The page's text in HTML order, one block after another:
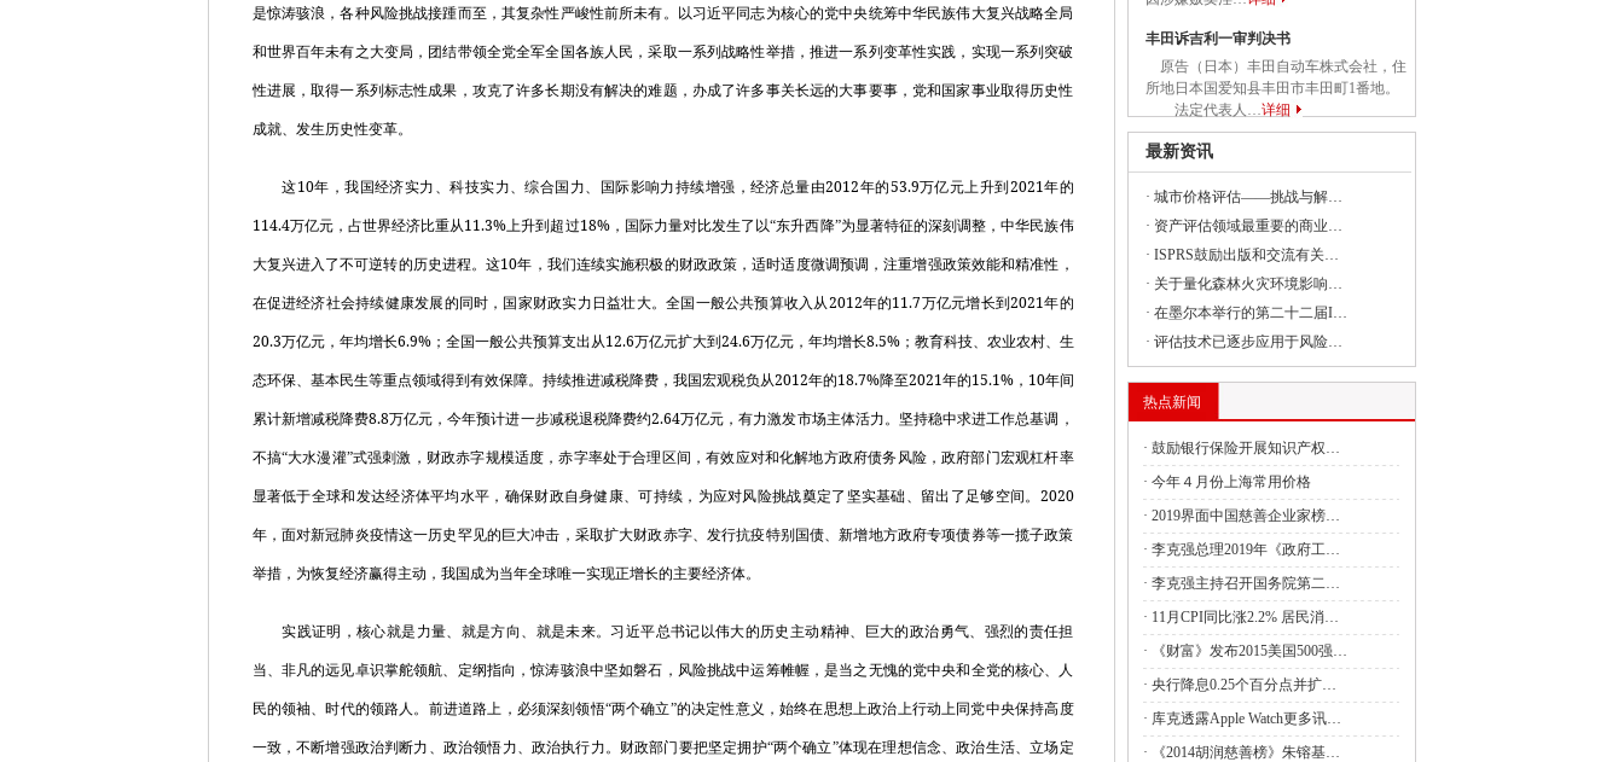
上…
国家发展改革委负责同志出席建设全国统一大市场国务
国家发展改革委副主任丛亮会见阿曼能源与矿产部次大
臣…
中国与阿根廷签署共建“一带一路”合作规划
2023年1-4月全国国有及国有控股企业经济运行情况
财政部河南监管局：强化理论武装 筑牢思想之基 认真
组…
关于实施中央财政油茶产业发展奖补政策的通知
财政部下达水利救灾资金7.28亿元支持消除水毁、白蚁
发展改革委核定抽水蓄能电站容量电价
发展改革委举行5月份新闻发布会
坚定不移推进全面从严治党 以新气象新作为推动高质量
是惊涛骇浪，各种风险挑战接踵而至，其复杂性严峻性前所未有。以习近平同志为核心的党中央统筹中华民族伟大复兴战略全局
和世界百年未有之大变局，团结带领全党全军全国各族人民，采取一系列战略性举措，推进一系列变革性实践，实现一系列突破
性进展，取得一系列标志性成果，攻克了许多长期没有解决的难题，办成了许多事关长远的大事要事，党和国家事业取得历史性
成就、发生历史性变革。
这10年，我国经济实力、科技实力、综合国力、国际影响力持续增强，经济总量由2012年的53.9万亿元上升到 2021年的
114.4万亿元，占世界经济比重从11.3%上升到超过18%，国际力量对比发生了以“东升西降”为显著特征的深刻调整，中华民族伟
大复兴进入了不可逆转的历史进程。这10年，我们连续实施积极的财政政策，适时适度微调预调，注重增强政策效能和精准性，
在促进经济社会持续健康发展的同时，国家财政实力日益壮大。全国一般公共预算收入从2012年的11.7万亿元增长到2021年的
20.3万亿元，年均增长6.9%；全国一般公共预算支出从12.6万亿元扩大到24.6万亿元，年均增长8.5%；教育科技、农业农村、生
态环保、基本民生等重点领域得到有效保障。持续推进减税降费，我国宏观税负从2012年的18.7%降至2021年的15.1%， 10年间
累计新增减税降费8.8万亿元，今年预计进一步减税退税降费约2.64万亿元，有力激发市场主体活力。坚持稳中求进工作总基调，
不搞“大水漫灌”式强刺激，财政赤字规模适度，赤字率处于合理区间，有效应对和化解地方政府债务风险，政府部门宏观杠杆率
显著低于全球和发达经济体平均水平，确保财政自身健康、可持续，为应对风险挑战奠定了坚实基础、留出了足够空间。 2020
年，面对新冠肺炎疫情这一历史罕见的巨大冲击，采取扩大财政赤字、发行抗疫特别国债、新增地方政府专项债券等一揽子政策
举措，为恢复经济赢得主动，我国成为当年全球唯一实现正增长的主要经济体。
实践证明，核心就是力量、就是方向、就是未来。习近平总书记以伟大的历史主动精神、巨大的政治勇气、强烈的责任担
当、非凡的远见卓识掌舵领航、定纲指向，惊涛骇浪中坚如磐石，风险挑战中运筹帷幄，是当之无愧的党中央和全党的核心、人
民的领袖、时代的领路人。前进道路上，必须深刻领悟“两个确立”的决定性意义，始终在思想上政治上行动上同党中央保持高度
一致，不断增强政治判断力、政治领悟力、政治执行力。财政部门要把坚定拥护“两个确立”体现在理想信念、政治生活、立场定
丰田诉吉利一审判决书
原告（日本）丰田自动车株式会社，住
所地日本国爱知县丰田市丰田町1番地。
法定代表人…详细
最新资讯
· 城市价格评估——挑战与解…
· 资产评估领域最重要的商业…
· ISPRS鼓励出版和交流有关…
· 关于量化森林火灾环境影响…
· 在墨尔本举行的第二十二届I…
· 评估技术已逐步应用于风险…
热点新闻
· 鼓励银行保险开展知识产权…
· 今年４月份上海常用价格
· 2019界面中国慈善企业家榜…
· 李克强总理2019年《政府工…
· 李克强主持召开国务院第二…
· 11月CPI同比涨2.2% 居民消…
·
《财富》发布2015美国500强…
· 央行降息0.25个百分点并扩…
· 库克透露Apple Watch更多讯…
·
《2014胡润慈善榜》朱镕基…